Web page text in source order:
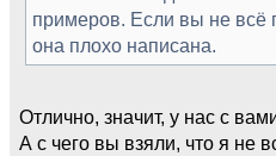
примеров. Если вы не всё
она плохо написана.
Отлично, значит, у нас с
А с чего вы взяли, что я не